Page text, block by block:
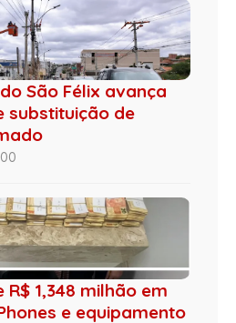
São Félix avança
substituição de
R$ 1,348 milhão em
e equipamento